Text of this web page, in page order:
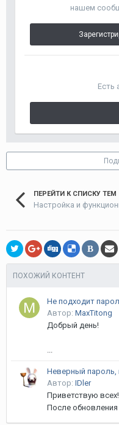
нашем
Есть
ПЕРЕЙТИ К СПИСКУ ТЕМ
Настройка и
В
ПОХОЖИЙ КОНТЕНТ
Не подходит
Автор: MaxTitong
Добрый день!
...
Неверный пароль,
Автор: IDler
Приветствую
После обновления